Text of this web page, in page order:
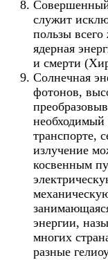
служит
пользы
ядерная
и смерти
Солнечная
фотонов,
транспорте,
излучение
косвенным
энергии,
многих
разные